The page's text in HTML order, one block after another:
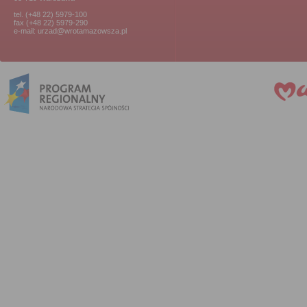
tel. (+48 22) 5979-100
fax (+48 22) 5979-290
e-mail: urzad@wrotamazowsza.pl